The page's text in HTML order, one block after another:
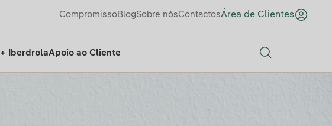
CompromissoBlogSobre nósContactosÁrea de Clientes
+ IberdrolaApoio ao Cliente